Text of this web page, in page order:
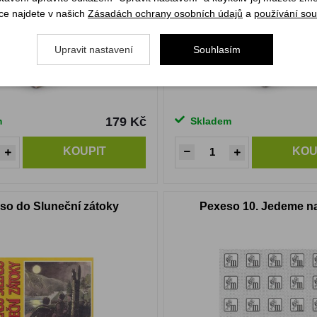
179 Kč
KOUPIT
Skladem
do Sluneční zátoky Pexeso 10. Jedeme
najdete v našich Zásadách ochrany osobních údajů a používání
Upravit nastavení Souhlasím